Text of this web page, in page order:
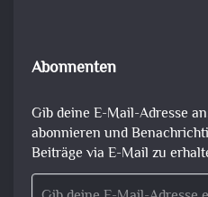
Abonnenten
Gib deine E-Mail-Adresse
abonnieren und
Beiträge via E-Mail zu
Gib deine E-Mail-Adresse ein ...